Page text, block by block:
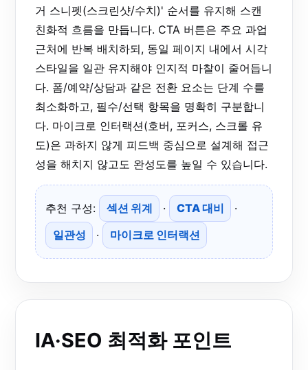
거 스니펫(스크린샷/수치)' 순서를 유지해 스캔
친화적 흐름을 만듭니다. CTA 버튼은 주요 과업
근처에 반복 배치하되, 동일 페이지 내에서 시각
스타일을 일관 유지해야 인지적 마찰이 줄어듭니
다. 폼/예약/상담과 같은 전환 요소는 단계 수를
최소화하고, 필수/선택 항목을 명확히 구분합니
다. 마이크로 인터랙션(호버, 포커스, 스크롤 유
도)은 과하지 않게 피드백 중심으로 설계해 접근
성을 해치지 않고도 완성도를 높일 수 있습니다.
추천 구성: 섹션 위계 · CTA 대비
·
일관성
· 마이크로 인터랙션
IA·SEO 최적화 포인트